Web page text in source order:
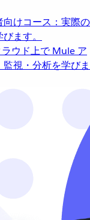
向けコース：実際の
ます。
ウド上で Mule ア
視・分析を学びま